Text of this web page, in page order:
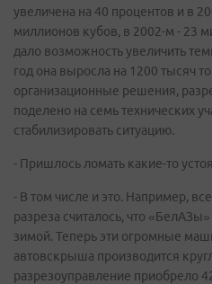
увеличена на 40 процентов и в
миллионов кубов, в 2002-м - 23
дало возможность увеличить
год она выросла на 1200 тысяч
организационные решения,
поделено на семь технических
стабилизировать ситуацию.
- Пришлось ломать какие-то
- В том числе и это. Например,
разреза считалось, что «БелАЗы»
зимой. Теперь эти огромные
автовскрыша производится
разрезоуправление приобрело